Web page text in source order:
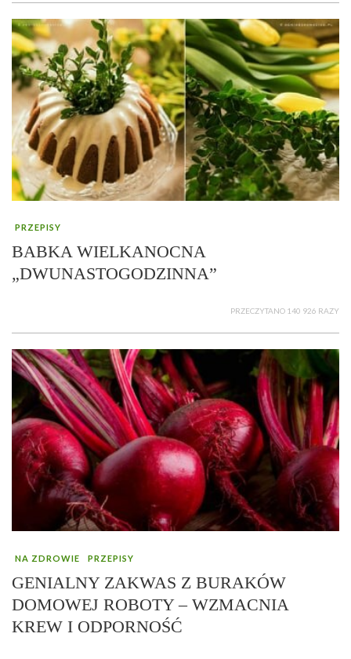
PRZEPISY
BABKA WIELKANOCNA
„DWUNASTOGODZINNA”
PRZECZYTANO 140 926 RAZY
NA ZDROWIE PRZEPISY
GENIALNY ZAKWAS Z BURAKÓW
DOMOWEJ ROBOTY – WZMACNIA
KREW I ODPORNOŚĆ